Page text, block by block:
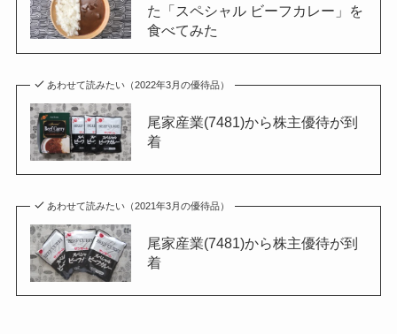
た「スペシャル ビーフカレー」を
食べてみた
あわせて読みたい（2022年3月の優待品）
尾家産業(7481)から株主優待が到
着
あわせて読みたい（2021年3月の優待品）
尾家産業(7481)から株主優待が到
着